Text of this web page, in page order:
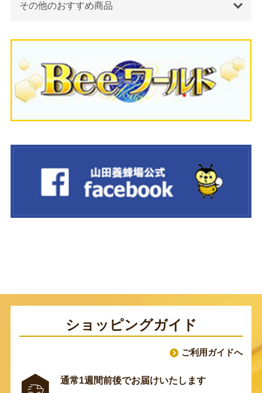
その他のおすすめ商品
ショッピングガイド
ご利用ガイドへ
通常1週間前後でお届けいたします